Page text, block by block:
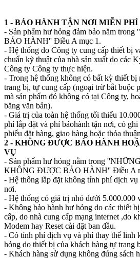
1 - BẢO HÀNH TẬN NƠI MIỄN
- Sản phẩm hư hỏng đảm bảo nằm
BẢO HÀNH'' Điều A mục 1.
- Hệ thống do Công ty cung cấp thiết bị
chuẩn kỹ thuật của nhà sản xuất do các
Công ty Công ty thực hiện.
- Trong hệ thống không có bất kỳ thiết bị
trang bị, tự cung cấp (ngoại trừ bắt buộc
mà sản phẩm đó không có tại Công ty,
bằng văn bản).
- Giá trị của toàn hệ thống tối thiểu
phí lắp đặt và phí bảohành tận nơi, có
phiếu đặt hàng, giao hàng hoặc thỏa
2 - KHÔNG ĐƯỢC BẢO HÀNH
VỤ
- Sản phẩm hư hỏng nằm trong
KHÔNG ĐƯỢC BẢO HÀNH'' Điều A
- Hệ thống lắp đặt không tính phí dịch vụ
nơi.
- Hệ thống có giá trị nhỏ dưới 5.000.000
- Không bảo hành hư hỏng do các thiết
cấp, do nhà cung cấp mạng internet ,do
Modem hay Reset cài đặt ban đầu.
- Có tính phí dịch vụ và phí thay thế linh
hỏng do thiết bị của khách hàng tự trang
- Khách hàng sử dụng không đúng sách